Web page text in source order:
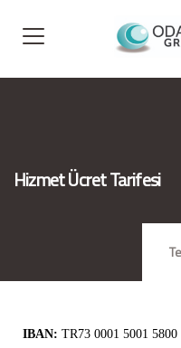
Hizmet Ücret Tarifesi
IBAN: TR73 0001 5001 5800